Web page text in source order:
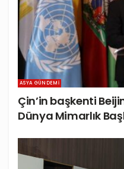
ASYA GÜNDEMI
Çin’in başkenti
Dünya Mimarlık